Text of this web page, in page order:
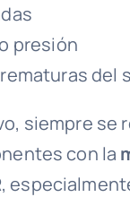
presión
del
siempre se
con la
,